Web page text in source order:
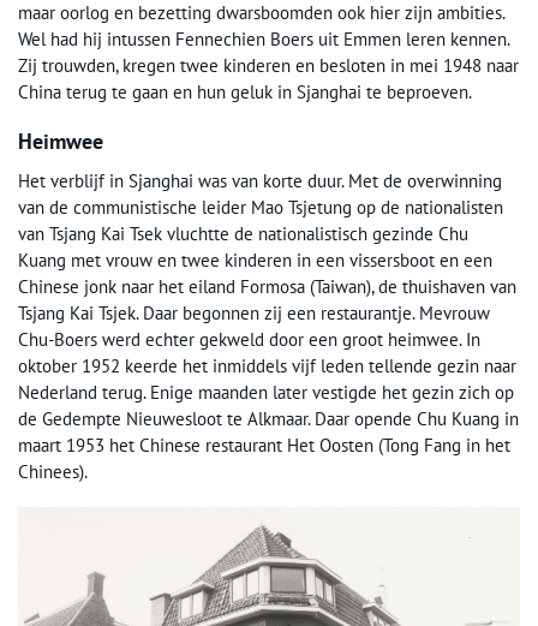
maar oorlog en bezetting dwarsboomden ook hier zijn ambities.
Wel had hij intussen Fennechien Boers uit Emmen leren kennen.
Zij trouwden, kregen twee kinderen en besloten in mei 1948 naar
China terug te gaan en hun geluk in Sjanghai te beproeven.
Heimwee
Het verblijf in Sjanghai was van korte duur. Met de overwinning
van de communistische leider Mao Tsjetung op de nationalisten
van Tsjang Kai Tsek vluchtte de nationalistisch gezinde Chu
Kuang met vrouw en twee kinderen in een vissersboot en een
Chinese jonk naar het eiland Formosa (Taiwan), de thuishaven van
Tsjang Kai Tsjek. Daar begonnen zij een restaurantje. Mevrouw
Chu-Boers werd echter gekweld door een groot heimwee. In
oktober 1952 keerde het inmiddels vijf leden tellende gezin naar
Nederland terug. Enige maanden later vestigde het gezin zich op
de Gedempte Nieuwesloot te Alkmaar. Daar opende Chu Kuang in
maart 1953 het Chinese restaurant Het Oosten (Tong Fang in het
Chinees).